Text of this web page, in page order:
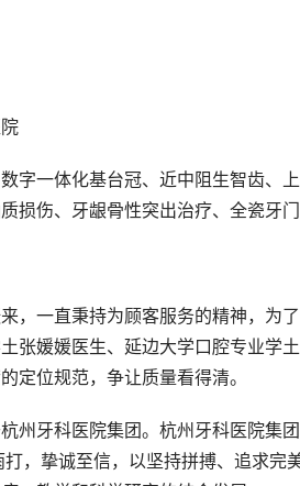
字一体化基台冠、近中阻生智齿、
损伤、牙龈骨性突出治疗、全瓷牙
，一直秉持为顾客服务的精神，为
张媛媛医生、延边大学口腔专业学
定位规范，争让质量看得清。
州牙科医院集团。杭州牙科医院集
，挚诚至信，以坚持拼搏、追求完